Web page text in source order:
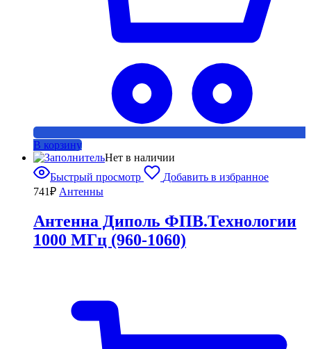
В корзину
Нет в наличии
Быстрый просмотр
Добавить в избранное
741₽ Антенны
Антенна Диполь ФПВ.Технологии
1000 МГц (960-1060)